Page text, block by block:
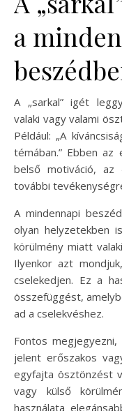
a
A „sarkal” igét
valaki vagy valami
Például: „A
témában.” Ebben
belső motiváció,
további
A mindennapi
olyan helyzetekben
körülmény miatt
Ilyenkor azt
cselekedjen. Ez a
összefüggést,
ad a cselekvéshez.
Fontos
jelent erőszakos
egyfajta ösztönzést
vagy külső
használata